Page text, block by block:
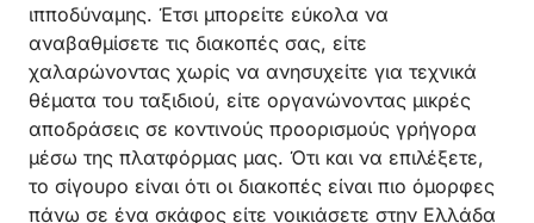
ιπποδύναμης. Έτσι μπορείτε εύκολα να
αναβαθμίσετε τις διακοπές σας, είτε
χαλαρώνοντας χωρίς να ανησυχείτε για τεχνικά
θέματα του ταξιδιού, είτε οργανώνοντας μικρές
αποδράσεις σε κοντινούς προορισμούς γρήγορα
μέσω της πλατφόρμας μας. Ότι και να επιλέξετε,
το σίγουρο είναι ότι οι διακοπές είναι πιο όμορφες
πάνω σε ένα σκάφος είτε νοικιάσετε στην Ελλάδα